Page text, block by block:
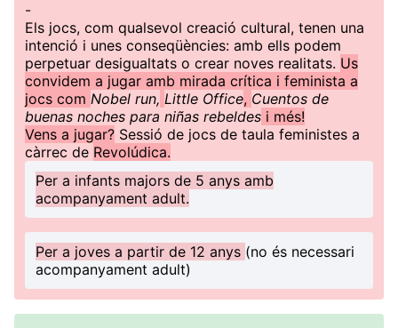
-
Els jocs, com qualsevol creació cultural, tenen una
intenció i unes conseqüències: amb ells podem
perpetuar desigualtats o crear noves realitats. Us
convidem a jugar amb mirada crítica i feminista a
jocs com Nobel run, Little Office, Cuentos de
buenas noches para niñas rebeldes i més!
Vens a jugar? Sessió de jocs de taula feministes a
càrrec de Revolúdica.
Per a infants majors de 5 anys amb
acompanyament adult.
Per a joves a partir de 12 anys (no és necessari
acompanyament adult)